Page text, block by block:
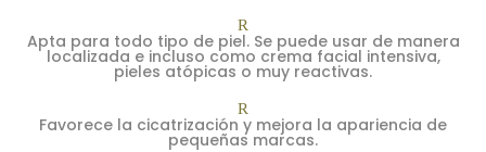
R
Apta para todo tipo de piel. Se puede usar de manera
localizada e incluso como crema facial intensiva,
pieles atópicas o muy reactivas.
R
Favorece la cicatrización y mejora la apariencia de
pequeñas marcas.